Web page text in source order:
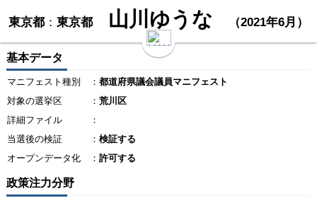
東京都：東京都 山川ゆうな （2021年6月）
基本データ
マニフェスト種別 ： 都道府県議会議員マニフェスト
対象の選挙区
： 荒川区
詳細ファイル
：
当選後の検証
： 検証する
オープンデータ化
： 許可する
政策注力分野